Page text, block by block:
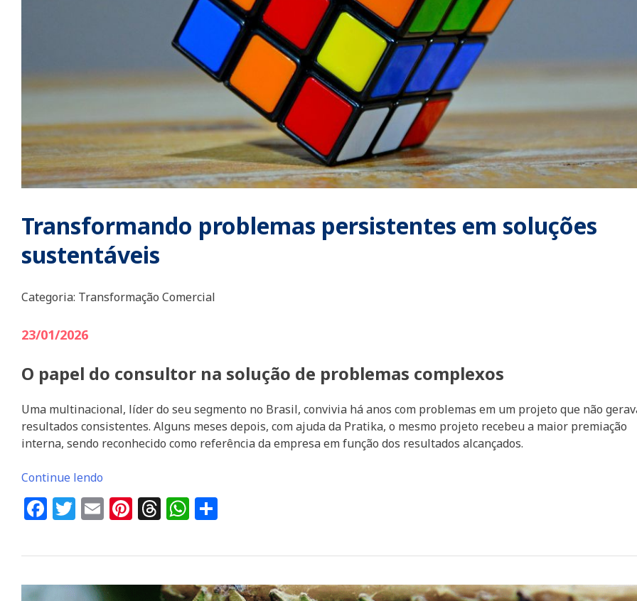
Transformando problemas persistentes em soluções
sustentáveis
Categoria: Transformação Comercial
23/01/2026
O papel do consultor na solução de problemas complexos
Uma multinacional, líder do seu segmento no Brasil, convivia há anos com problemas em um projeto que não
resultados consistentes. Alguns meses depois, com ajuda da Pratika, o mesmo projeto recebeu a maior premiação
interna, sendo reconhecido como referência da empresa em função dos resultados alcançados.
Continue lendo
Facebook
Twitter
EmailPinterest
Threads
WhatsApp